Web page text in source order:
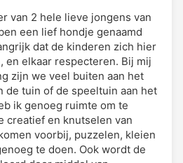
van 2 hele lieve jongens van
een lief hondje genaamd
dat de kinderen zich hier
en elkaar respecteren. Bij mij
zijn we veel buiten aan het
de tuin of de speeltuin aan het
ik genoeg ruimte om te
creatief en knutselen van
voorbij, puzzelen, kleien
te doen. Ook wordt de